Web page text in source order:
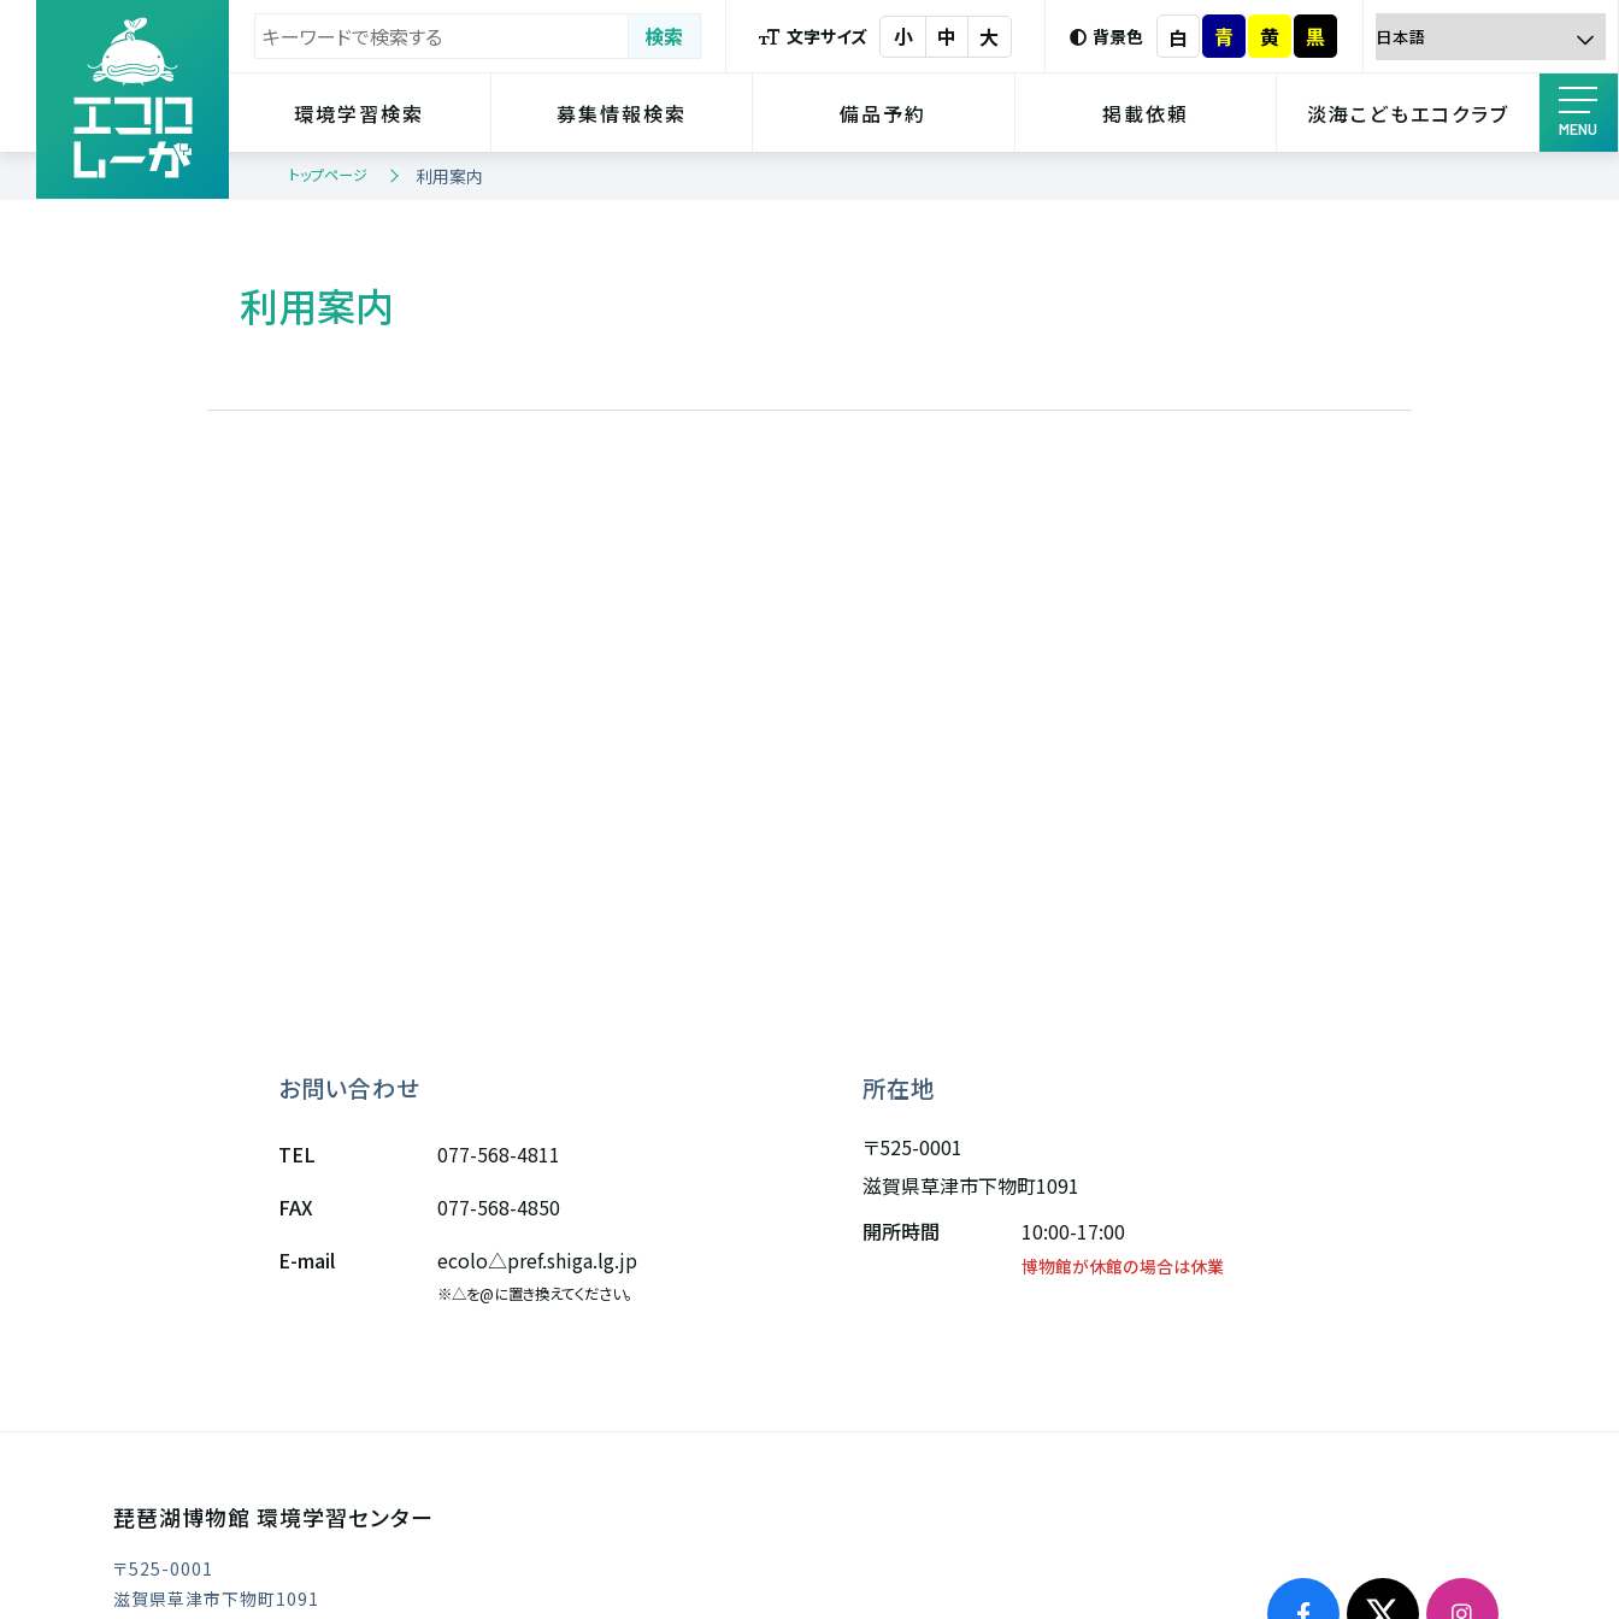
文字サイズ 小 中 大 背景色 白 青 黄 黒
環境学習検索 募集情報検索 備品予約 掲載依頼 淡海こどもエコクラブ
MENU
トップページ 利用案内
利用案内
お問い合わせ
TEL
077-568-4811
FAX
077-568-4850
E-mail
ecolo△pref.shiga.lg.jp
※△を@に置き換えてください。
所在地
〒525-0001
滋賀県草津市下物町1091
開所時間
10:00-17:00
博物館が休館の場合は休業
琵琶湖博物館 環境学習センター
〒525-0001
滋賀県草津市下物町1091